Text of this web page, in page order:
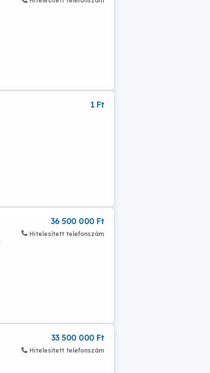
1 Ft
36 500 000 Ft
Hitelesített telefonszám
33 500 000 Ft
Hitelesített telefonszám